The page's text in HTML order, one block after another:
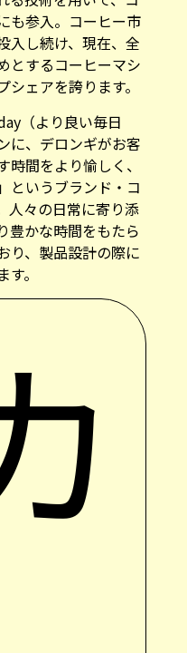
も参入。コーヒー市
入し続け、現在、全
とするコーヒーマシ
ェアを誇ります。
（より良い毎日
に、デロンギがお客
間をより愉しく、
というブランド・コ
人々の日常に寄り添
豊かな時間をもたら
り、製品設計の際に
。